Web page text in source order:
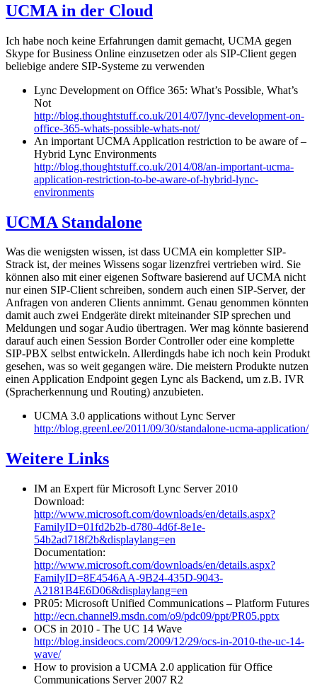
UCMA in der Cloud
Ich habe noch keine Erfahrungen damit gemacht, UCMA gegen
Skype for Business Online einzusetzen oder als SIP-Client gegen
beliebige andere SIP-Systeme zu verwenden
Lync Development on Office 365: What’s Possible, What’s
Not
http://blog.thoughtstuff.co.uk/2014/07/lync-development-on-
office-365-whats-possible-whats-not/
An important UCMA Application restriction to be aware of –
Hybrid Lync Environments
http://blog.thoughtstuff.co.uk/2014/08/an-important-ucma-
application-restriction-to-be-aware-of-hybrid-lync-
environments
UCMA Standalone
Was die wenigsten wissen, ist dass UCMA ein kompletter SIP-
Strack ist, der meines Wissens sogar lizenzfrei vertrieben wird. Sie
können also mit einer eigenen Software basierend auf UCMA nicht
nur einen SIP-Client schreiben, sondern auch einen SIP-Server, der
Anfragen von anderen Clients annimmt. Genau genommen könnten
damit auch zwei Endgeräte direkt miteinander SIP sprechen und
Meldungen und sogar Audio übertragen. Wer mag könnte basierend
darauf auch einen Session Border Controller oder eine komplette
SIP-PBX selbst entwickeln. Allerdingds habe ich noch kein Produkt
gesehen, was so weit gegangen wäre. Die meistern Produkte nutzen
einen Application Endpoint gegen Lync als Backend, um z.B. IVR
(Spracherkennung und Routing) anzubieten.
UCMA 3.0 applications without Lync Server
http://blog.greenl.ee/2011/09/30/standalone-ucma-application/
Weitere Links
IM an Expert für Microsoft Lync Server 2010
Download:
http://www.microsoft.com/downloads/en/details.aspx?
FamilyID=01fd2b2b-d780-4d6f-8e1e-
54b2ad718f2b&displaylang=en
Documentation:
http://www.microsoft.com/downloads/en/details.aspx?
FamilyID=8E4546AA-9B24-435D-9043-
A2181B4E6D06&displaylang=en
PR05: Microsoft Unified Communications – Platform Futures
http://ecn.channel9.msdn.com/o9/pdc09/ppt/PR05.pptx
OCS in 2010 - The UC 14 Wave
http://blog.insideocs.com/2009/12/29/ocs-in-2010-the-uc-14-
wave/
How to provision a UCMA 2.0 application für Office
Communications Server 2007 R2